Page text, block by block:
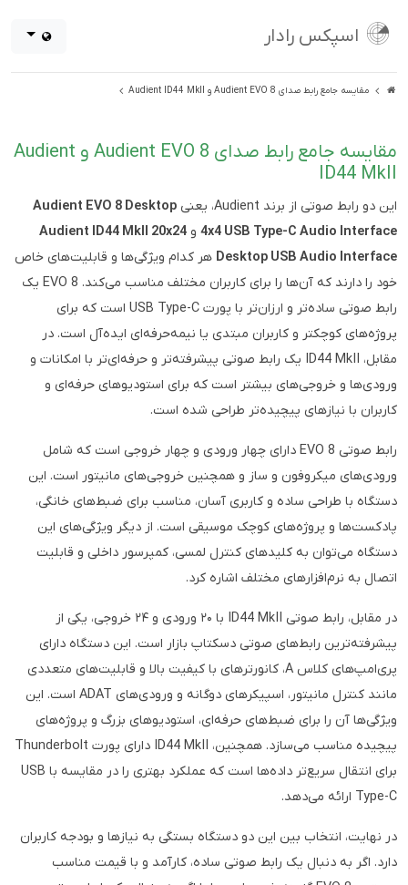
اسپکس رادار
مقایسه جامع رابط صدای Audient EVO 8 و Audient ID44 MkII
مقایسه جامع رابط صدای Audient EVO 8 و Audient
ID44 MkII
این دو رابط صوتی از برند Audient، یعنی
Audient EVO 8 Desktop
4x4 USB Type-C Audio Interface و Audient ID44 MkII 20x24
Desktop USB Audio Interface هر کدام ویژگی‌ها و قابلیت‌های خاص
خود را دارند که آن‌ها را برای کاربران مختلف مناسب می‌کند. EVO 8 یک
رابط صوتی ساده‌تر و ارزان‌تر با پورت USB Type-C است که برای
پروژه‌های کوچکتر و کاربران مبتدی یا نیمه‌حرفه‌ای ایده‌آل است. در
مقابل، ID44 MkII یک رابط صوتی پیشرفته‌تر و حرفه‌ای‌تر با امکانات و
ورودی‌ها و خروجی‌های بیشتر است که برای استودیوهای حرفه‌ای و
کاربران با نیازهای پیچیده‌تر طراحی شده است.
رابط صوتی EVO 8 دارای چهار ورودی و چهار خروجی است که شامل
ورودی‌های میکروفون و ساز و همچنین خروجی‌های مانیتور است. این
دستگاه با طراحی ساده و کاربری آسان، مناسب برای ضبط‌های خانگی،
پادکست‌ها و پروژه‌های کوچک موسیقی است. از دیگر ویژگی‌های این
دستگاه می‌توان به کلیدهای کنترل لمسی، کمپرسور داخلی و قابلیت
اتصال به نرم‌افزارهای مختلف اشاره کرد.
در مقابل، رابط صوتی ID44 MkII با ۲۰ ورودی و ۲۴ خروجی، یکی از
پیشرفته‌ترین رابط‌های صوتی دسکتاپ بازار است. این دستگاه دارای
پری‌امپ‌های کلاس A، کانورترهای با کیفیت بالا و قابلیت‌های متعددی
مانند کنترل مانیتور، اسپیکرهای دوگانه و ورودی‌های ADAT است. این
ویژگی‌ها آن را برای ضبط‌های حرفه‌ای، استودیوهای بزرگ و پروژه‌های
پیچیده مناسب می‌سازد. همچنین، ID44 MkII دارای پورت Thunderbolt
برای انتقال سریع‌تر داده‌ها است که عملکرد بهتری را در مقایسه با USB
Type-C ارائه می‌دهد.
در نهایت، انتخاب بین این دو دستگاه بستگی به نیازها و بودجه کاربران
دارد. اگر به دنبال یک رابط صوتی ساده، کارآمد و با قیمت مناسب